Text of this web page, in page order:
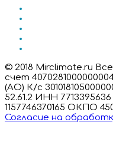
© 2018 Mirclimate.ru
счет
(АО) К/с
52.61.2 ИНН
1157746370165 ОКПО
Согласие на